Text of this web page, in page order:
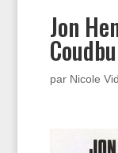
Jon
par Nicole